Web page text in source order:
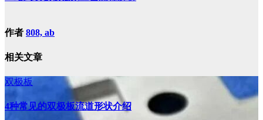
作者 808, ab
相关文章
双极板
4种常见的双极板流道形状介绍